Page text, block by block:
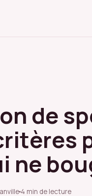
de
ne
4 min de lecture